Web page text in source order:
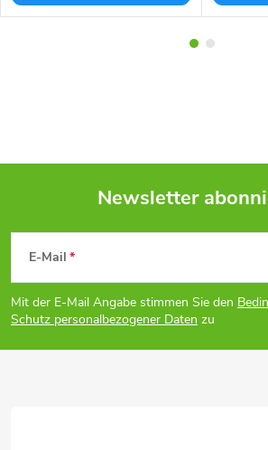
F
u
ß
Newsletter
E-Mail
Mit der E-Mail Angabe stimmen Sie den
Schutz personalbezogener Daten zu